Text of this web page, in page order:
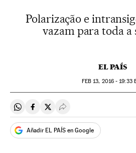
Polarização e
vazam para toda a
EL PAÍS
FEB 13, 2016 - 19:33
Compartir en Whatsapp
Compartir en Facebook
Compartir en Twitter
Desplegar Redes
Añadir EL PAÍS en Google